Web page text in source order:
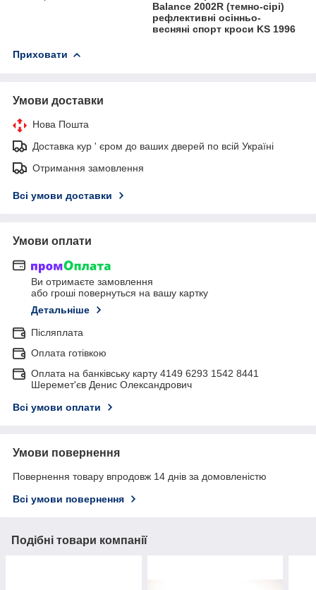
Balance 2002R (темно-сірі)
рефлективні осінньо-
весняні спорт кроси KS 1996
Приховати
Умови доставки
Нова Пошта
Доставка кур ' єром до ваших дверей по всій Україні
Отримання замовлення
Всі умови доставки
Умови оплати
Ви отримаєте замовлення
або гроші повернуться на вашу картку
Детальніше
Післяплата
Оплата готівкою
Оплата на банківську карту 4149 6293 1542 8441
Шеремет'єв Денис Олександрович
Всі умови оплати
Умови повернення
Повернення товару впродовж 14 днів за домовленістю
Всі умови повернення
Подібні товари компанії